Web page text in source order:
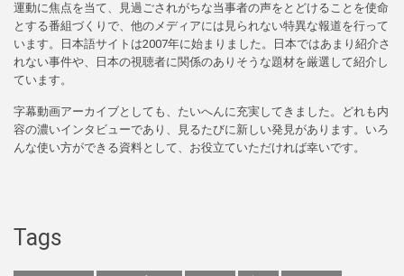
運動に焦点を当て、見過ごされがちな当事者の声をとどけることを使命
とする番組づくりで、他のメディアには見られない特異な報道を行って
います。日本語サイトは2007年に始まりました。日本ではあまり紹介さ
れない事件や、日本の視聴者に関係のありそうな題材を厳選して紹介し
ています。
字幕動画アーカイブとしても、たいへんに充実してきました。どれも内
容の濃いインタビューであり、見るたびに新しい発見があります。いろ
んな使い方ができる資料として、お役立ていただければ幸いです。
Tags